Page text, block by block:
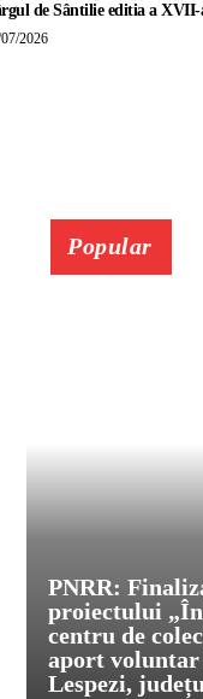
de Sântilie editia a XVII-
2026
Popular
PNRR:
proiectului
centru de
aport voluntar
Lespezi,